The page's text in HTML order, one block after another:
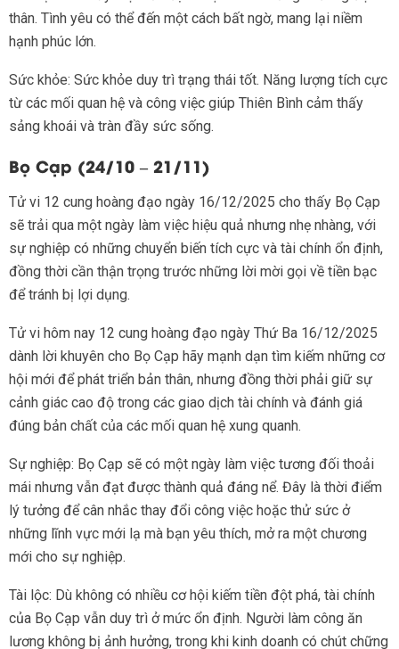
thân. Tình yêu có thể đến một cách bất ngờ, mang lại niềm
hạnh phúc lớn.
Sức khỏe: Sức khỏe duy trì trạng thái tốt. Năng lượng tích cực
từ các mối quan hệ và công việc giúp Thiên Bình cảm thấy
sảng khoái và tràn đầy sức sống.
Bọ Cạp (24/10 – 21/11)
Tử vi 12 cung hoàng đạo ngày 16/12/2025 cho thấy Bọ Cạp
sẽ trải qua một ngày làm việc hiệu quả nhưng nhẹ nhàng, với
sự nghiệp có những chuyển biến tích cực và tài chính ổn định,
đồng thời cần thận trọng trước những lời mời gọi về tiền bạc
để tránh bị lợi dụng.
Tử vi hôm nay 12 cung hoàng đạo ngày Thứ Ba 16/12/2025
dành lời khuyên cho Bọ Cạp hãy mạnh dạn tìm kiếm những cơ
hội mới để phát triển bản thân, nhưng đồng thời phải giữ sự
cảnh giác cao độ trong các giao dịch tài chính và đánh giá
đúng bản chất của các mối quan hệ xung quanh.
Sự nghiệp: Bọ Cạp sẽ có một ngày làm việc tương đối thoải
mái nhưng vẫn đạt được thành quả đáng nể. Đây là thời điểm
lý tưởng để cân nhắc thay đổi công việc hoặc thử sức ở
những lĩnh vực mới lạ mà bạn yêu thích, mở ra một chương
mới cho sự nghiệp.
Tài lộc: Dù không có nhiều cơ hội kiếm tiền đột phá, tài chính
của Bọ Cạp vẫn duy trì ở mức ổn định. Người làm công ăn
lương không bị ảnh hưởng, trong khi kinh doanh có chút chững